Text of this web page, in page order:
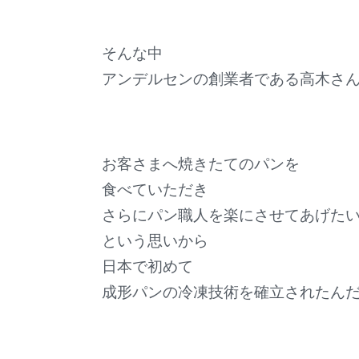
そんな中
アンデルセンの創業者である高木さ
お客さまへ焼きたてのパンを
食べていただき
さらにパン職人を楽にさせてあげたい
という思いから
日本で初めて
成形パンの冷凍技術を確立されたん